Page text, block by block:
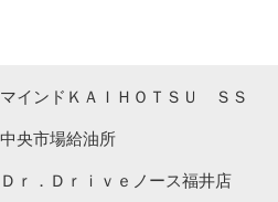
マインドＫＡＩＨＯＴＳＵ ＳＳ
中央市場給油所
Ｄｒ．Ｄｒｉｖｅノース福井店